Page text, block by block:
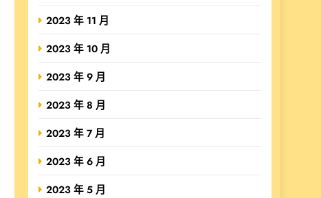
2023 年 11 月
2023 年 10 月
2023 年 9 月
2023 年 8 月
2023 年 7 月
2023 年 6 月
2023 年 5 月